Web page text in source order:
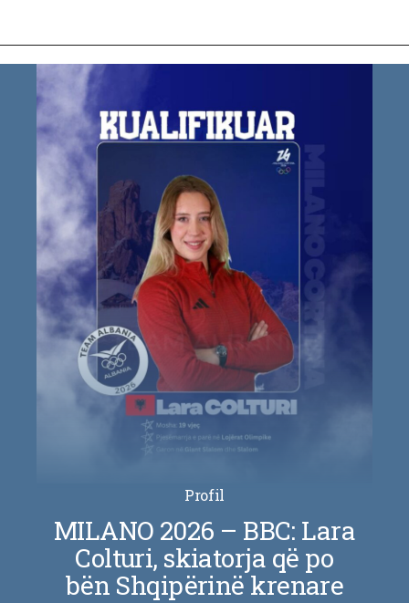
Profil
MILANO 2026 – BBC: Lara
Colturi, skiatorja që po
bën Shqipërinë krenare